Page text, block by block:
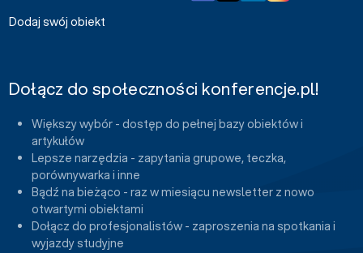
Dodaj swój obiekt
Dołącz do społeczności konferencje.pl!
Większy wybór - dostęp do pełnej bazy obiektów i
artykułów
Lepsze narzędzia - zapytania grupowe, teczka,
porównywarka i inne
Bądź na bieżąco - raz w miesiącu newsletter z nowo
otwartymi obiektami
Dołącz do profesjonalistów - zaproszenia na spotkania i
wyjazdy studyjne